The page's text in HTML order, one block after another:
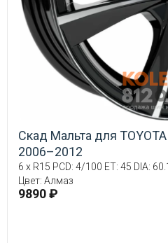
Скад Мальта для
2006–2012
6 x R15 PCD: 4/100 ET: 45 DIA: 60.1
Цвет: Алмаз
9890 ₽